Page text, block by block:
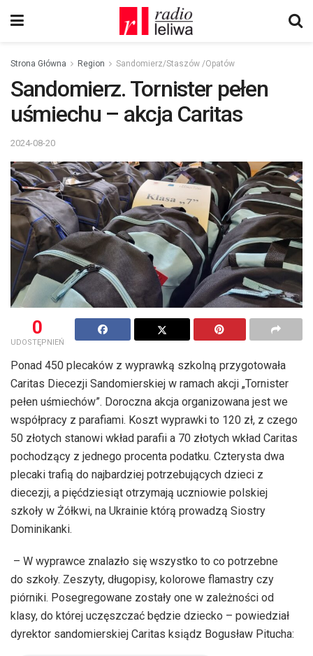
Strona Główna Region Sandomierz/Staszów /Opatów
Sandomierz. Tornister pełen
uśmiechu – akcja Caritas
2024-08-20
0
UDOSTĘPNIEŃ
Ponad 450 plecaków z wyprawką szkolną przygotowała
Caritas Diecezji Sandomierskiej w ramach akcji „Tornister
pełen uśmiechów”. Doroczna akcja organizowana jest we
współpracy z parafiami. Koszt wyprawki to 120 zł, z czego
50 złotych stanowi wkład parafii a 70 złotych wkład Caritas
pochodzący z jednego procenta podatku. Czterysta dwa
plecaki trafią do najbardziej potrzebujących dzieci z
diecezji, a pięćdziesiąt otrzymają uczniowie polskiej
szkoły w Żółkwi, na Ukrainie którą prowadzą Siostry
Dominikanki.
– W wyprawce znalazło się wszystko to co potrzebne
do szkoły. Zeszyty, długopisy, kolorowe flamastry czy
piórniki. Posegregowane zostały one w zależności od
klasy, do której uczęszczać będzie dziecko – powiedział
dyrektor sandomierskiej Caritas ksiądz Bogusław Pitucha: